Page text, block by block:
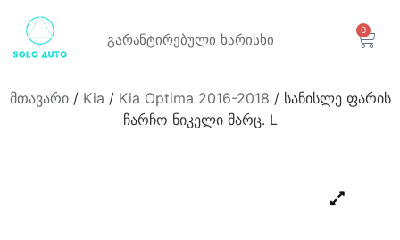
გარანტირებული ხარისხი
0
მთავარი/ Kia / Kia Optima 2016-2018 / სანისლე ფარის
ჩარჩო ნიკელი მარც. L